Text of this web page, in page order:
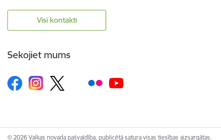
Visi kontakti
Sekojiet mums
© 2026 Valkas novada pašvaldība, publicētā satura visas tiesības aizsargātas.